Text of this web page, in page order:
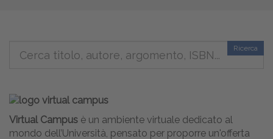
Ricerca
Virtual Campus è un ambiente virtuale dedicato al
mondo dell’Università, pensato per proporre un'offerta